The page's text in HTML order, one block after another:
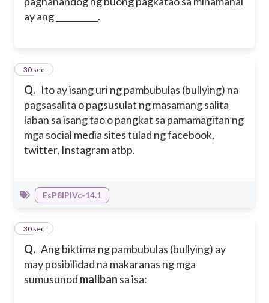
ay ang __________.
Q. Ito ay isang uri ng pambubulas (bullying) na
pagsasalita o pagsusulat ng masamang salita
laban sa isang tao o pangkat sa pamamagitan ng
mga social media sites tulad ng facebook,
twitter, Instagram atbp.
15
30 sec
EsP8IPIVc-14.1
Q. Ang biktima ng pambubulas (bullying) ay
may posibilidad na makaranas ng mga
sumusunod maliban sa isa:
16
30 sec